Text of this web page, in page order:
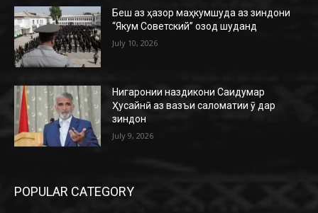
Беш аз ҳазор маҳкумшуда аз зиндони
“Якум Советский” озод шуданд
July 10, 2026
Нигаронии наздикони Саидумар
Ҳусайнӣ аз вазъи саломатии ӯ дар
зиндон
July 9, 2026
POPULAR CATEGORY